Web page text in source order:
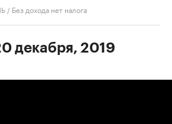
/ Без дохода нет налога
декабря, 2019